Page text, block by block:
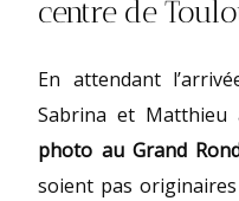
centre de
En attendant
Sabrina et Matthieu
photo au Grand
soient pas